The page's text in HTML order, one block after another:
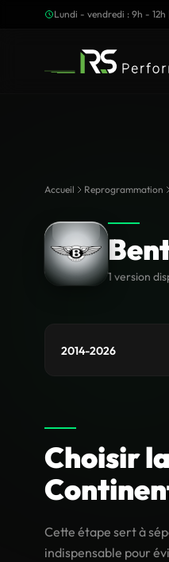
Lundi - vendredi : 9h - 12h
Accueil Reprogrammation
1 version
2014-2026
Choisir
Cette étape sert à
indispensable pour